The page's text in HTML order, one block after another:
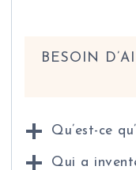
BESOIN
Qu’est-ce
Qui a